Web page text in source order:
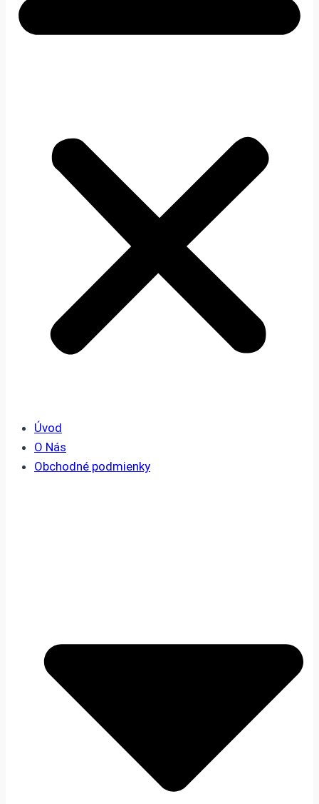
Úvod
O Nás
Obchodné podmienky